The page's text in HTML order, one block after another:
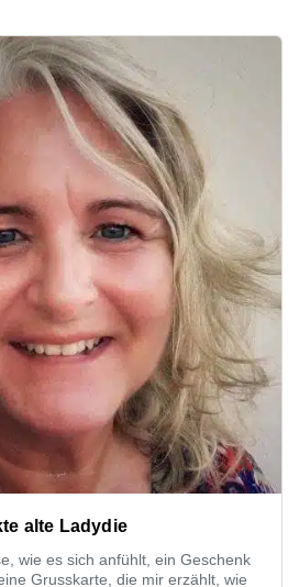
alte Ladydie
wie es sich anfühlt, ein Geschenk
Grusskarte, die mir erzählt, wie